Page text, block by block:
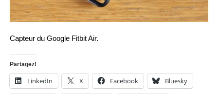
Capteur du Google Fitbit Air.
Partagez!
LinkedIn X Facebook Bluesky